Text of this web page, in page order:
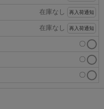
在庫なし 再入荷通知
在庫なし 再入荷通知
〇
〇
〇